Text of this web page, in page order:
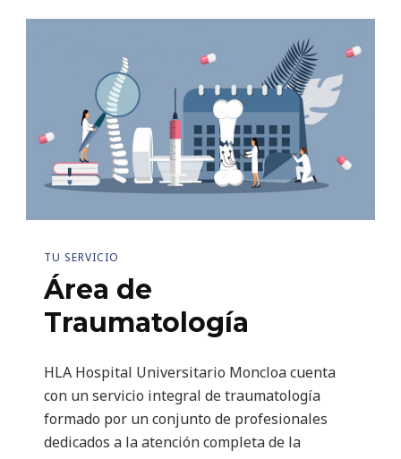
TU SERVICIO
Área de
Traumatología
HLA Hospital Universitario Moncloa cuenta
con un servicio integral de traumatología
formado por un conjunto de profesionales
dedicados a la atención completa de la